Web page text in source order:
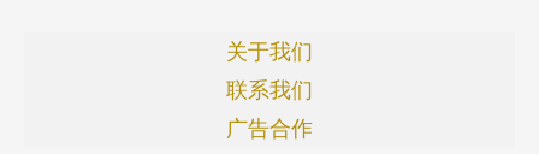
关于我们
联系我们
广告合作